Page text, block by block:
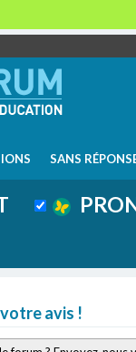
SANS
avis !